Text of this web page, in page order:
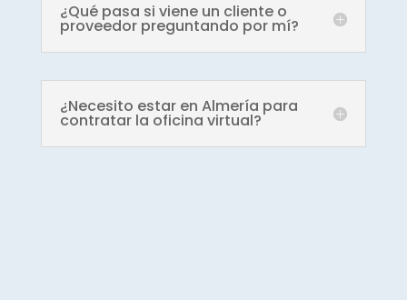
¿Qué pasa si viene un cliente o
proveedor preguntando por mí?
¿Necesito estar en Almería para
contratar la oficina virtual?